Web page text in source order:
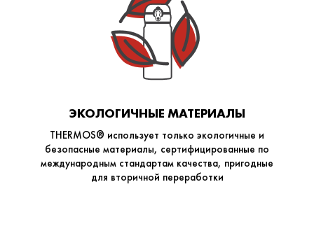
ЭКОЛОГИЧНЫЕ МАТЕРИАЛЫ
THERMOS® использует только экологичные и
безопасные материалы, сертифицированные по
международным стандартам качества, пригодные
для вторичной переработки